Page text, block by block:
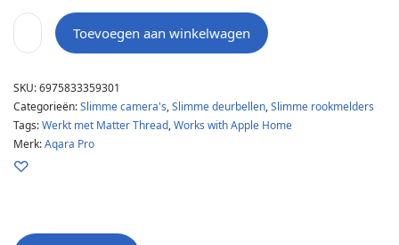
a
r
o
i
n
Toevoegen aan winkelwagen
SKU:6975833359301
Categorieën:Slimme camera's,Slimme deurbellen,Slimme rookmelders
Tags:Werkt met Matter Thread,Works with Apple Home
Merk:Aqara Pro